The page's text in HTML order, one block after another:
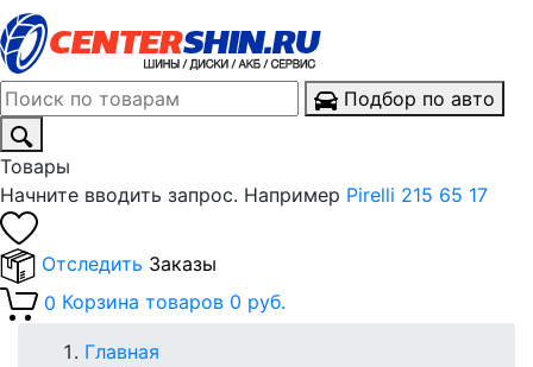
Подбор по авто
Товары
Начните вводить запрос. Например Pirelli 215 65 17
Отследить Заказы
0 Корзина товаров 0 руб.
Главная